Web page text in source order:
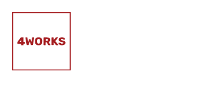
obsah